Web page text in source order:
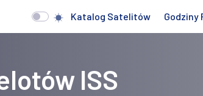
Katalog Satelitów Godziny
ISS